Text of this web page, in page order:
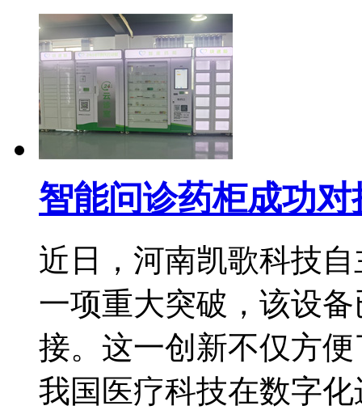
智能问诊药柜成功
近日，河南凯歌科技
一项重大突破，该设
接。这一创新不仅方
我国医疗科技在数字化